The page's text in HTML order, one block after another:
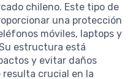
chileno. Este tipo de
una protección
móviles, laptops y
estructura está
y evitar daños
crucial en la